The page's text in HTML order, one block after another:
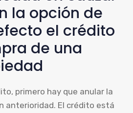
la opción de
el crédito
de una
primero hay que anular la
anterioridad. El crédito está